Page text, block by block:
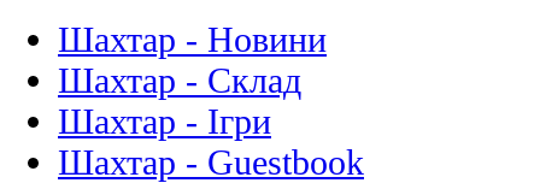
Шахтар - Новини
Шахтар - Склад
Шахтар - Ігри
Шахтар - Guestbook